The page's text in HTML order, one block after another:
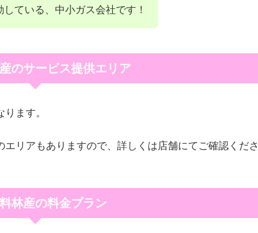
ている、中小ガス会社です！
のサービス提供エリア
ます。
エリアもありますので、詳しくは店舗にてご確認くださ
林産の料金プラン